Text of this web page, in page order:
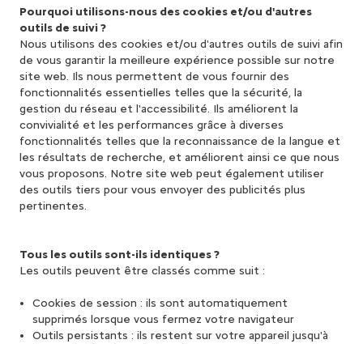
Pourquoi utilisons-nous des cookies et/ou d'autres
outils de suivi ?
Nous utilisons des cookies et/ou d'autres outils de suivi afin
de vous garantir la meilleure expérience possible sur notre
site web. Ils nous permettent de vous fournir des
fonctionnalités essentielles telles que la sécurité, la
gestion du réseau et l'accessibilité. Ils améliorent la
convivialité et les performances grâce à diverses
fonctionnalités telles que la reconnaissance de la langue et
les résultats de recherche, et améliorent ainsi ce que nous
vous proposons. Notre site web peut également utiliser
des outils tiers pour vous envoyer des publicités plus
pertinentes.
Tous les outils sont-ils identiques ?
Les outils peuvent être classés comme suit :
Cookies de session : ils sont automatiquement
supprimés lorsque vous fermez votre navigateur
Outils persistants : ils restent sur votre appareil jusqu'à